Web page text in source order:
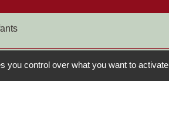
you control over what you want to activate